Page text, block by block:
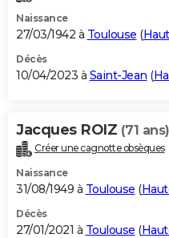
Naissance
27/03/1942 à Toulouse (
Décès
10/04/2023 à Saint-Jean (
Jacques ROIZ (71 ans)
Créer une cagnotte obsèques
Naissance
31/08/1949 à Toulouse (
Décès
27/01/2021 à Toulouse (